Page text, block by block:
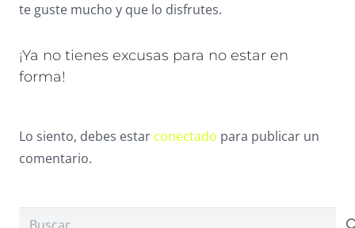
te guste mucho y que lo disfrutes.
¡Ya no tienes excusas para no estar en
forma!
Lo siento, debes estar conectado para publicar un
comentario.
Buscar: